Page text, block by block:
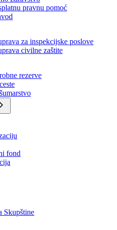
osiguranja
zdravstvo
pravnu pomoć
za inspekcijske poslove
civilne zaštite
rezerve
fond